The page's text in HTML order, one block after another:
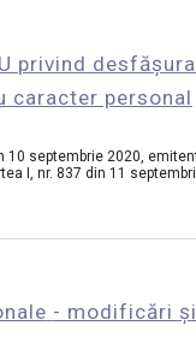
privind
caracter personal
10 septembrie 2020,
I, nr. 837 din 11
- modificări